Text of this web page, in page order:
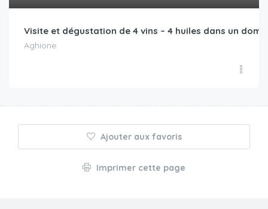
Visite et dégustation de 4 vins – 4 huiles dans un
Aghione
Ajouter aux favoris
Imprimer cette page